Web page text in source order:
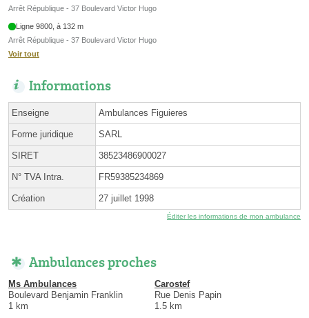
Arrêt République - 37 Boulevard Victor Hugo
Ligne 9800, à 132 m
Arrêt République - 37 Boulevard Victor Hugo
Voir tout
Informations
Enseigne Ambulances Figuieres
Forme juridique SARL
SIRET 38523486900027
N° TVA Intra. FR59385234869
Création 27 juillet 1998
Éditer les informations de mon ambulance
Ambulances proches
Ms Ambulances
Boulevard Benjamin Franklin
1 km
Carostef
Rue Denis Papin
1.5 km